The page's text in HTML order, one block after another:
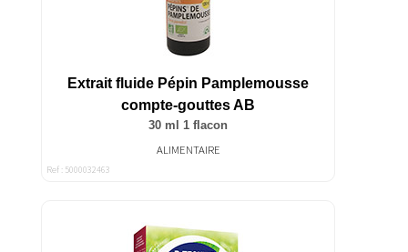
Extrait fluide Pépin Pamplemousse
compte-gouttes AB
30 ml 1 flacon
ALIMENTAIRE
Ref : 5000032463